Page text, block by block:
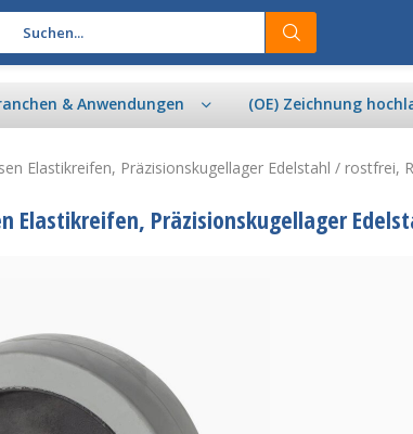
& Anwendungen (OE) Zeichnung
Elastikreifen, Präzisionskugellager Edelstahl / rostfrei,
Elastikreifen, Präzisionskugellager